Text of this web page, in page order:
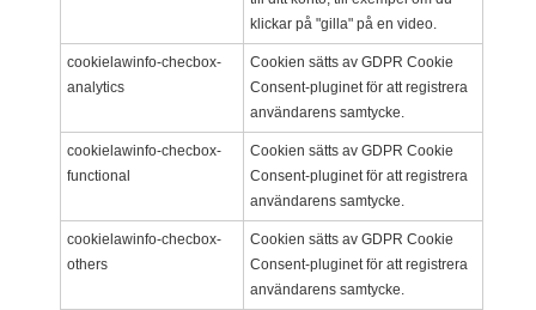
klickar på "gilla" på en video.
cookielawinfo-checbox-
analytics
Cookien sätts av GDPR Cookie
Consent-pluginet för att registrera
användarens samtycke.
cookielawinfo-checbox-
functional
Cookien sätts av GDPR Cookie
Consent-pluginet för att registrera
användarens samtycke.
cookielawinfo-checbox-
others
Cookien sätts av GDPR Cookie
Consent-pluginet för att registrera
användarens samtycke.